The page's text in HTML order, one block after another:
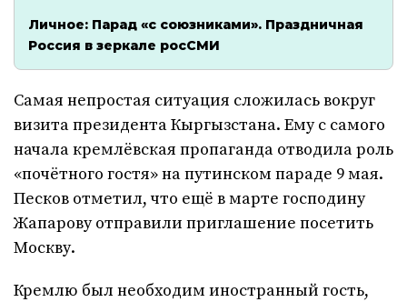
Личное: Парад «с союзниками». Праздничная
Россия в зеркале росСМИ
Самая непростая ситуация сложилась вокруг
визита президента Кыргызстана. Ему с самого
начала кремлёвская пропаганда отводила роль
«почётного гостя» на путинском параде 9 мая.
Песков отметил, что ещё в марте господину
Жапарову отправили приглашение посетить
Москву.
Кремлю был необходим иностранный гость,